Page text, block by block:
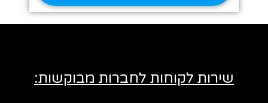
שירות לקוחות לחברות מבוקשות: